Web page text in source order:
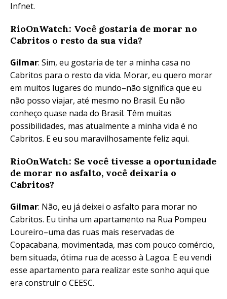
Infnet.
RioOnWatch: Você gostaria de morar no
Cabritos o resto da sua vida?
Gilmar: Sim, eu gostaria de ter a minha casa no
Cabritos para o resto da vida. Morar, eu quero morar
em muitos lugares do mundo–não significa que eu
não posso viajar, até mesmo no Brasil. Eu não
conheço quase nada do Brasil. Têm muitas
possibilidades, mas atualmente a minha vida é no
Cabritos. E eu sou maravilhosamente feliz aqui.
RioOnWatch: Se você tivesse a oportunidade
de morar no asfalto, você deixaria o
Cabritos?
Gilmar: Não, eu já deixei o asfalto para morar no
Cabritos. Eu tinha um apartamento na Rua Pompeu
Loureiro–uma das ruas mais reservadas de
Copacabana, movimentada, mas com pouco comércio,
bem situada, ótima rua de acesso à Lagoa. E eu vendi
esse apartamento para realizar este sonho aqui que
era construir o CEESC.